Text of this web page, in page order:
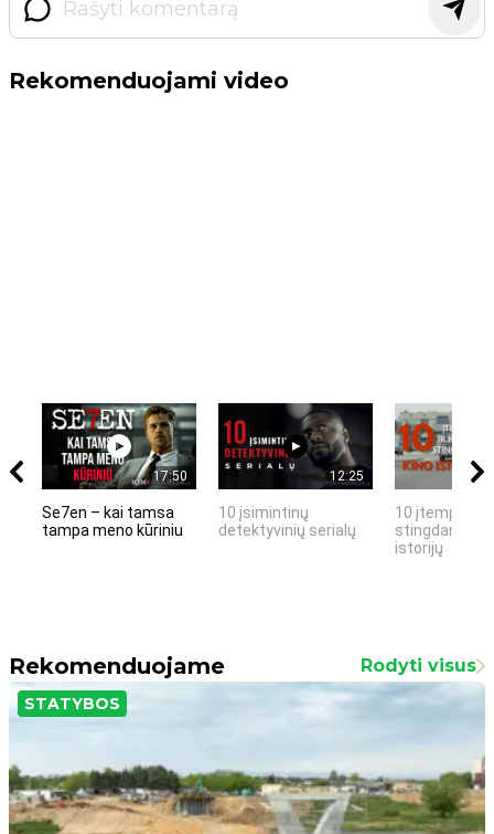
Rekomenduojami video
17:50
Se7en – kai tamsa
tampa meno kūriniu
12:25
10 įsimintinų
detektyvinių serialų
10 įtemptų,
stingdančių
istorijų
Rekomenduojame Rodyti visus
STATYBOS